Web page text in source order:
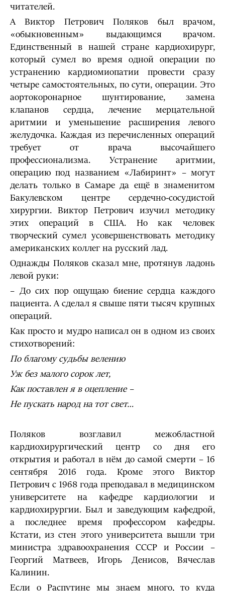
читателей.
А Виктор Петрович Поляков был врачом,
«обыкновенным» выдающимся врачом.
Единственный в нашей стране кардиохирург,
который сумел во время одной операции по
устранению кардиомиопатии провести сразу
четыре самостоятельных, по сути, операции. Это
аортокоронарное шунтирование, замена
клапанов сердца, лечение мерцательной
аритмии и уменьшение расширения левого
желудочка. Каждая из перечисленных операций
требует от врача высочайшего
профессионализма. Устранение аритмии,
операцию под названием «Лабиринт» – могут
делать только в Самаре да ещё в знаменитом
Бакулевском центре сердечно-сосудистой
хирургии. Виктор Петрович изучил методику
этих операций в США. Но как человек
творческий сумел усовершенствовать методику
американских коллег на русский лад.
Однажды Поляков сказал мне, протянув ладонь
левой руки:
– До сих пор ощущаю биение сердца каждого
пациента. А сделал я свыше пяти тысяч крупных
операций.
Как просто и мудро написал он в одном из своих
стихотворений:
По благому судьбы велению
Уж без малого сорок лет,
Как поставлен я в оцепление –
Не пускать народ на тот свет…
Поляков возглавил межобластной
кардиохирургический центр со дня его
открытия и работал в нём до самой смерти – 16
сентября 2016 года. Кроме этого Виктор
Петрович с 1968 года преподавал в медицинском
университете на кафедре кардиологии и
кардиохирургии. Был и заведующим кафедрой,
а последнее время профессором кафедры.
Кстати, из стен этого университета вышли три
министра здравоохранения СССР и России –
Георгий Матвеев, Игорь Денисов, Вячеслав
Калинин.
Если о Распутине мы знаем много, то куда